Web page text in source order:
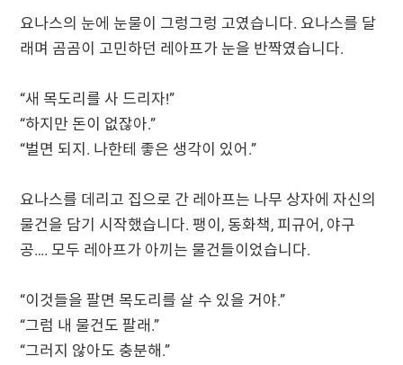
요나스의 눈에 눈물이 그렁그렁 고였습니다. 요나스를 달
래며 곰곰이 고민하던 레아프가 눈을 반짝였습니다.
“새 목도리를 사 드리자!”
“하지만 돈이 없잖아.”
“벌면 되지. 나한테 좋은 생각이 있어.”
요나스를 데리고 집으로 간 레아프는 나무 상자에 자신의
물건을 담기 시작했습니다. 팽이, 동화책, 피규어, 야구
공…. 모두 레아프가 아끼는 물건들이었습니다.
“이것들을 팔면 목도리를 살 수 있을 거야.”
“그럼 내 물건도 팔래.”
“그러지 않아도 충분해.”